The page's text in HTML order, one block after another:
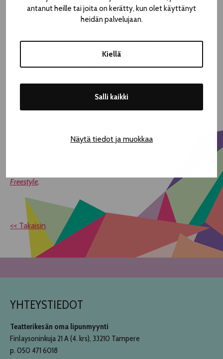
antanut heille tai joita on kerätty, kun olet käyttänyt
heidän palvelujaan.
Kiellä
Salli kaikki
Näytä tiedot ja muokkaa
lipunmyynti palvelee esityksen alkuun saakka.
ISH Dance Collectiven esiintyjät Teatterikesässä:
Siebe van de Spijker, Michael van Beek, Sven Boekhorst,
Jelle Briggeman, Annie Tangberg, Dez Maarsen, Vera van
Dietrich Pott, Liziano Ostiana
Lue lisää esityksestä.
Freestyle.
<< Takaisin
YHTEYSTIEDOT
Teatterikesän oma lipunmyynti
Finlaysoninkuja 21 A (4. krs), 33210 Tampere
p. 050 471 6018